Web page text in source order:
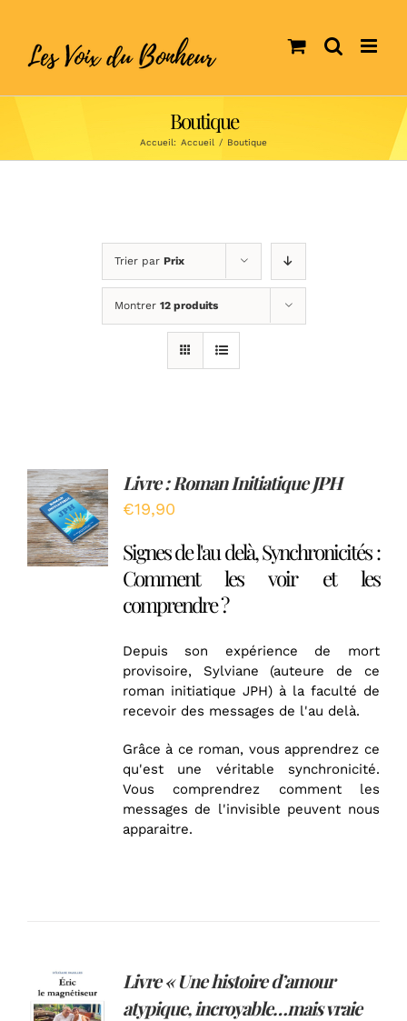
content
Boutique
Accueil: Accueil / Boutique
Trier par Prix
Montrer 12 produits
Note5.00
sur 5
AJOUTER
AU
PANIER
/
DÉTAILS
Livre : Roman Initiatique JPH
€19,90
Signes de l'au delà, Synchronicités :
Comment les voir et les
comprendre ?
Depuis son expérience de mort
provisoire, Sylviane (auteure de ce
roman initiatique JPH) à la faculté de
recevoir des messages de l'au delà.
Grâce à ce roman, vous apprendrez ce
qu'est une véritable synchronicité.
Vous comprendrez comment les
messages de l'invisible peuvent nous
apparaitre.
AJOUTER
AU
Livre « Une histoire d’amour
atypique, incroyable…mais vraie